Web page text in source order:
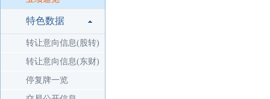
特色数据
转让意向信息(股转)
转让意向信息(东财)
停复牌一览